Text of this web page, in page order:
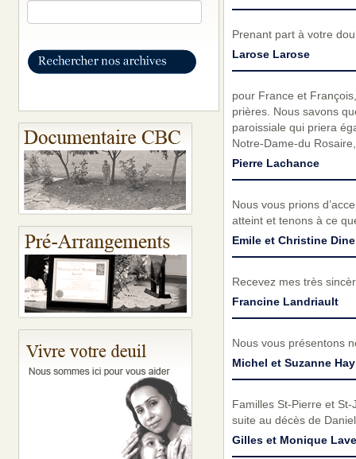
Prenant part à votre
Larose Larose
pour France et
prières. Nous savons
paroissiale qui priera
Notre-Dame-du
Pierre Lachance
Nous vous prions
atteint et tenons à ce
Emile et Christine
Recevez mes très
Francine Landriault
Nous vous présentons
Michel et Suzanne Hay
Familles St-Pierre et
suite au décès de
Gilles et Monique